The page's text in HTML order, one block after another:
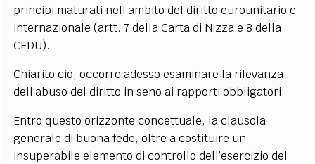
principi maturati nell’ambito del diritto eurounitario e
internazionale (artt. 7 della Carta di Nizza e 8 della
CEDU).
Chiarito ciò, occorre adesso esaminare la rilevanza
dell’abuso del diritto in seno ai rapporti obbligatori.
Entro questo orizzonte concettuale, la clausola
generale di buona fede, oltre a costituire un
insuperabile elemento di controllo dell’esercizio del